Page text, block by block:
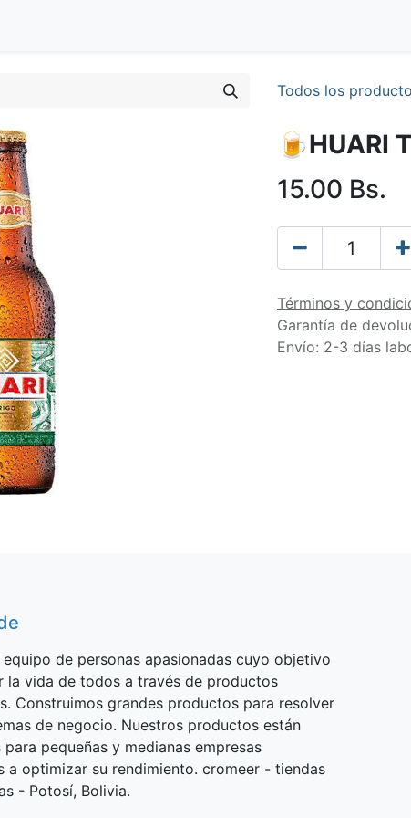
Todos los
🍺HUARI
15.00 Bs.
Términos y
Garantía de
Envío: 2-3 días
equipo de personas apasionadas cuyo objetivo
la vida de todos a través de productos
Construimos grandes productos para resolver
de negocio. Nuestros productos están
para pequeñas y medianas empresas
a optimizar su rendimiento. cromeer - tiendas
- Potosí, Bolivia.